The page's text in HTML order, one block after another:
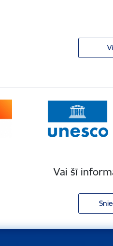
Vai šī